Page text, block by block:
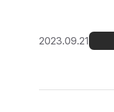
2023.09.21